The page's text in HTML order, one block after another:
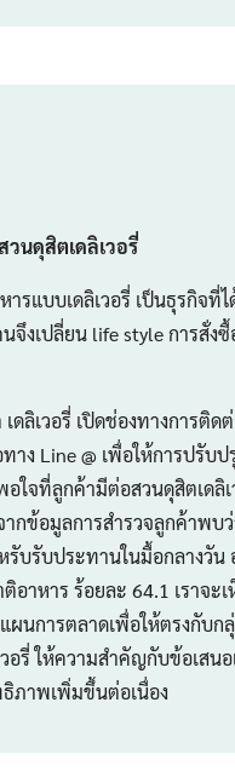
นดุสิตเดลิเวอรี่
บเดลิเวอรี่ เป็นธุรกิจที่ไ
งเปลี่ยน life style การสั่ง
วอรี่ เปิดช่องทางการติด
าง Line @ เพื่อให้การปรั
ใจที่ลูกค้ามีต่อสวนดุสิตเดลิ
กข้อมูลการสำรวจลูกค้าพ
บรับประทานในมื้อกลางวัน
อาหาร ร้อยละ 64.1 เราจะ
ผนการตลาดเพื่อให้ตรงกับ
วอรี่ ให้ความสำคัญกับข้อเ
ภาพเพิ่มขึ้นต่อเนื่อง